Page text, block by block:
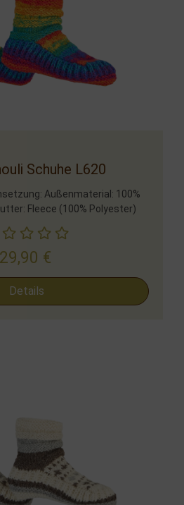
Schuhe L620
Außenmaterial: 100%
Fleece (100% Polyester)
29,90 €
Details